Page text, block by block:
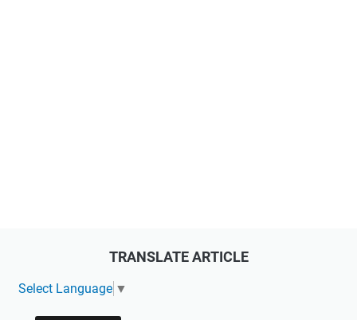
TRANSLATE ARTICLE
Select Language ▼